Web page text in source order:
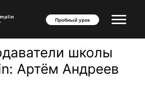
Пробный урок
школы
Артём Андреев